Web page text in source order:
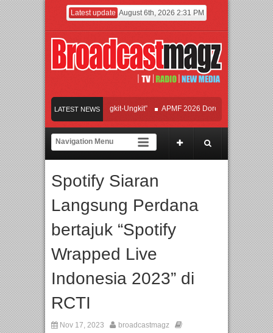
Latest update August 6th, 2026 2:31 PM
LATEST NEWS
Modern “Jangan Ungkit-Ungkit” APMF 2026 Dorong Industri Beralih
Warisan Dan Semangat Lokal, BIRKENSTOCK INDONESIA Membuka Took
Presents The Beatles & Queen – feat. Marcello Tahitoe dan Sandhy Sondoro
Spotify Siaran
Langsung Perdana
bertajuk “Spotify
Wrapped Live
Indonesia 2023” di
RCTI
Nov 17, 2023
broadcastmagz